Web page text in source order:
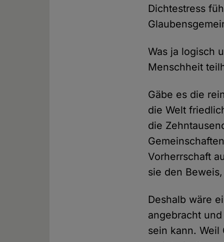
Dichtestress
Was ja logisch
Menschheit
Gäbe es die
die Welt
die
Vorherrschaft
sie den
Deshalb wäre
angebracht
sein kann. Weil